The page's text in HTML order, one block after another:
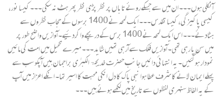
آنکلی ہوں۔۔۔ ان میں سے جسکے روئے تاباں پر نظر پڑی نظر پھر ہٹ نہ سکی۔۔۔ کیسا نور،
کیسی پاکیزگی، کیسا تقدس۔۔۔ ایک لمحہ نے 1400 برسوں کے حجاب نظروں سے
ہٹادئے۔۔۔ اس ایک لمحہ نے 1400 برس کے دریچے وا کردئیے۔ آوازیں واضح طور پر
میں سن پا رہی تھی۔ آوازیں فلک سے آرہی تھیں شاید۔۔۔ میرے تخیل میں امت کی مائیں
نمودار ہوگئیں۔ یہ انتہائی دائیں جانب حضرت خدیجۃ الکبرٰی براجمان ہیں آپکو سب سے
پہلے ایمان لانے کا شرف عطا ہوا نبی پاک کا دل انکی محبت کا اسیر تھا۔ انکے اعزاز میں آپ
کے یہ الفاظ سنہری لفظوں سے تاریخ میں لکھے ہوئے ہیں۔۔۔